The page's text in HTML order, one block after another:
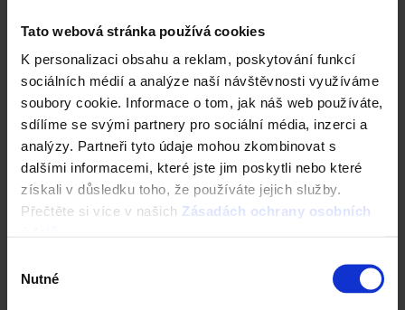
Tato webová stránka používá cookies
K personalizaci obsahu a reklam, poskytování funkcí
sociálních médií a analýze naší návštěvnosti využíváme
soubory cookie. Informace o tom, jak náš web používáte,
sdílíme se svými partnery pro sociální média, inzerci a
analýzy. Partneři tyto údaje mohou zkombinovat s
dalšími informacemi, které jste jim poskytli nebo které
získali v důsledku toho, že používáte jejich služby.
Přečtěte si více v našich Zásadách ochrany osobních
souhlasu
Nutné
Kalkulace střešní krytiny
Technická podpora
Střechy ve vašem okolí
Vizualizace střechy
Registrace záruky All Inclusive